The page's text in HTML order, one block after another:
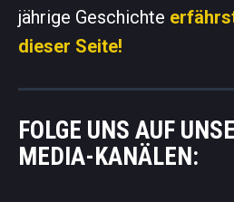
jährige Geschichte
dieser Seite!
FOLGE UNS AUF
MEDIA-KANÄLEN: